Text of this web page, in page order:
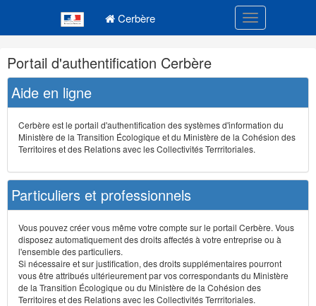
Cerbère Toggle
Navigation
et
outils
annexes
Portail d'authentification Cerbère
Aide en ligne
Cerbère est le portail d'authentification des systèmes d'information du
Ministère de la Transition Écologique et du Ministère de la Cohésion des
Territoires et des Relations avec les Collectivités Terrritoriales.
Particuliers et professionnels
Vous pouvez créer vous même votre compte sur le portail Cerbère. Vous
disposez automatiquement des droits affectés à votre entreprise ou à
l'ensemble des particuliers.
Si nécessaire et sur justification, des droits supplémentaires pourront
vous être attribués ultérieurement par vos correspondants du Ministère
de la Transition Écologique ou du Ministère de la Cohésion des
Territoires et des Relations avec les Collectivités Terrritoriales.